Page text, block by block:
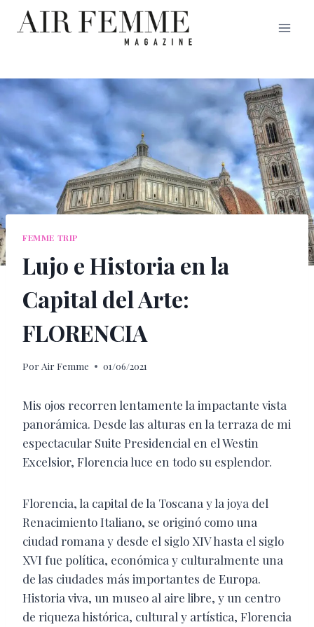
Saltar
FEMME TRIP
Lujo e Historia en la
Capital del Arte:
FLORENCIA
Por Air Femme 01/06/2021
Mis ojos recorren lentamente la impactante vista
panorámica. Desde las alturas en la terraza de mi
espectacular Suite Presidencial en el Westin
Excelsior, Florencia luce en todo su esplendor.
Florencia, la capital de la Toscana y la joya del
Renacimiento Italiano, se originó como una
ciudad romana y desde el siglo XIV hasta el siglo
XVI fue política, económica y culturalmente una
de las ciudades más importantes de Europa.
Historia viva, un museo al aire libre, y un centro
de riqueza histórica, cultural y artística, Florencia